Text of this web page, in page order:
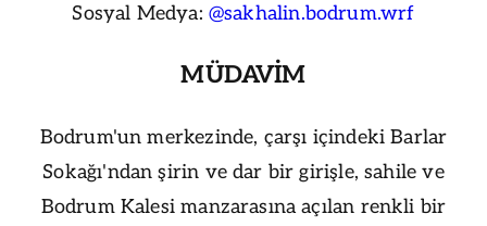
Sosyal Medya: @sakhalin.bodrum.wrf
MÜDAVİM
Bodrum'un merkezinde, çarşı içindeki Barlar
Sokağı'ndan şirin ve dar bir girişle, sahile ve
Bodrum Kalesi manzarasına açılan renkli bir